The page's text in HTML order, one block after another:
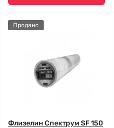
Продано
Флизелин Спектрум SF 150